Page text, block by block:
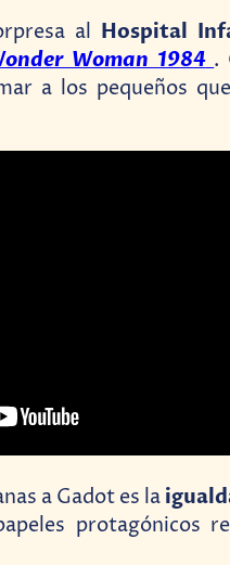
al Hospital
Woman 1984 .
a los pequeños
a Gadot es la
protagónicos